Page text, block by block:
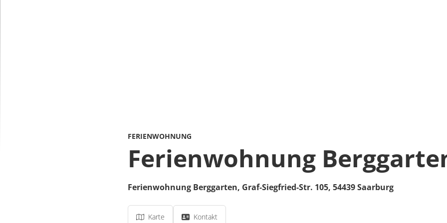
FERIENWOHNUNG
Ferienwohnung
Ferienwohnung Berggarten, Graf-Siegfried-Str. 105, 54439Saarburg
Karte Kontakt